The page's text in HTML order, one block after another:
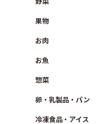
果物
お肉
お魚
惣菜
卵・乳製品・パン
冷凍食品・アイス